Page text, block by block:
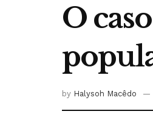
O
by Halysoh Macêdo